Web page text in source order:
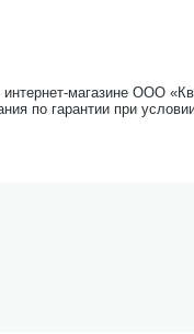
магазине ООО
по гарантии при